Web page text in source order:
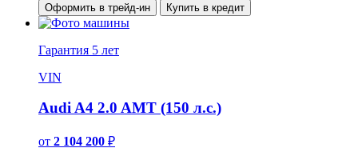
Оформить в трейд-ин Купить в кредит
Гарантия 5 лет
VIN
Audi A4 2.0 AMT (150 л.с.)
от 2 104 200 ₽